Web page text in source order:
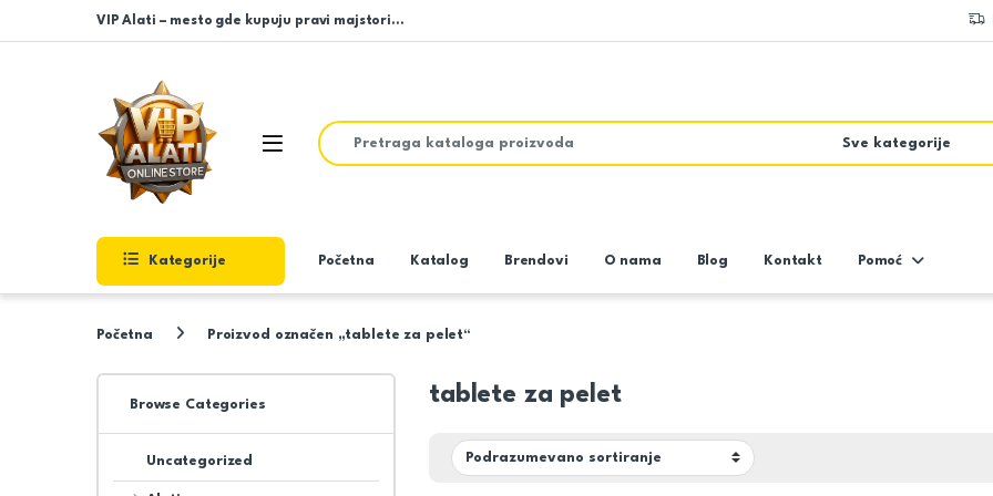
Skip to navigation
Skip to content
VIP Alati – mesto gde kupuju pravi majstori…
Open
Search for:
Kategorije Početna Katalog Brendovi O nama Blog Kontakt Pomoć
Početna Proizvod označen „tablete za pelet“
tablete za pelet
Browse Categories
Uncategorized